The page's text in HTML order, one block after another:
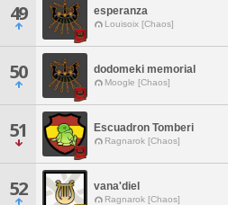
49 esperanza
Louisoix [Chaos]
50 dodomeki memorial
Moogle [Chaos]
51 Escuadron Tomberi
Ragnarok [Chaos]
52 vana'diel
Ragnarok [Chaos]